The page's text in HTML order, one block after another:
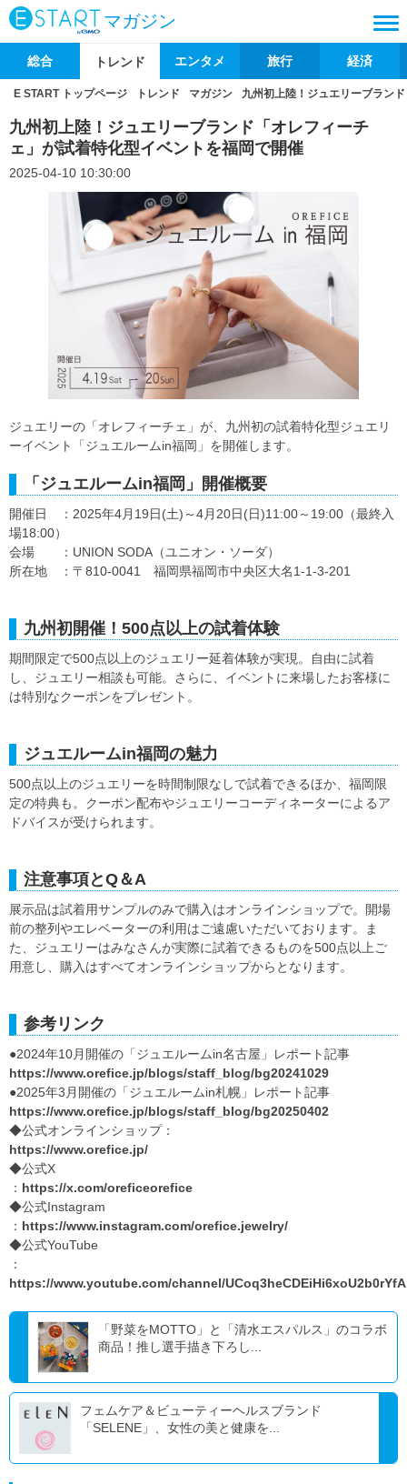
マガジン
総合 トレンド エンタメ 旅行 経済
E START トップページ トレンド マガジン 九州初上陸！ジュエリーブラン
九州初上陸！ジュエリーブランド「オレフィーチ
ェ」が試着特化型イベントを福岡で開催
2025-04-10 10:30:00
ジュエリーの「オレフィーチェ」が、九州初の試着特化型ジュエリ
ーイベント「ジュエルームin福岡」を開催します。
「ジュエルームin福岡」開催概要
開催日 ：2025年4月19日(土)～4月20日(日)11:00～19:00（最終入
場18:00）
会場 ：UNION SODA（ユニオン・ソーダ）
所在地 ：〒810-0041 福岡県福岡市中央区大名1-1-3-201
九州初開催！500点以上の試着体験
期間限定で500点以上のジュエリー延着体験が実現。自由に試着
し、ジュエリー相談も可能。さらに、イベントに来場したお客様に
は特別なクーポンをプレゼント。
ジュエルームin福岡の魅力
500点以上のジュエリーを時間制限なしで試着できるほか、福岡限
定の特典も。クーポン配布やジュエリーコーディネーターによるア
ドバイスが受けられます。
注意事項とQ＆A
展示品は試着用サンプルのみで購入はオンラインショップで。開場
前の整列やエレベーターの利用はご遠慮いただいております。ま
た、ジュエリーはみなさんが実際に試着できるものを500点以上ご
用意し、購入はすべてオンラインショップからとなります。
参考リンク
●2024年10月開催の「ジュエルームin名古屋」レポート記事
https://www.orefice.jp/blogs/staff_blog/bg20241029
●2025年3月開催の「ジュエルームin札幌」レポート記事
https://www.orefice.jp/blogs/staff_blog/bg20250402
◆公式オンラインショップ：
https://www.orefice.jp/
◆公式X
： https://x.com/oreficeorefice
◆公式Instagram
： https://www.instagram.com/orefice.jewelry/
◆公式YouTube
：
https://www.youtube.com/channel/UCoq3heCDEiHi6xoU2b0rYfA
「野菜をMOTTO」と「清水エスパルス」のコラボ
商品！推し選手描き下ろし...
フェムケア＆ビューティーヘルスブランド
「SELENE」、女性の美と健康を...